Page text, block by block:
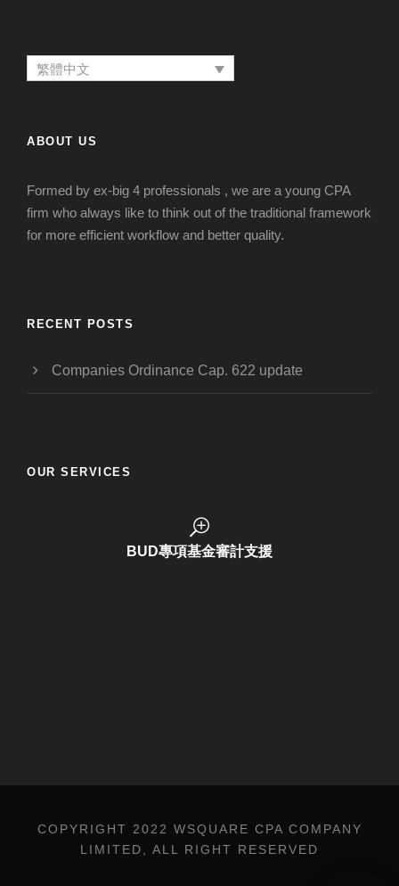
繁體中文
ABOUT US
Formed by ex-big 4 professionals , we are a young CPA
firm who always like to think out of the traditional framework
for more efficient workflow and better quality.
RECENT POSTS
Companies Ordinance Cap. 622 update
OUR SERVICES
BUD專項基金審計支援
BUD Funding Application
COPYRIGHT 2022 WSQUARE CPA COMPANY
LIMITED, ALL RIGHT RESERVED